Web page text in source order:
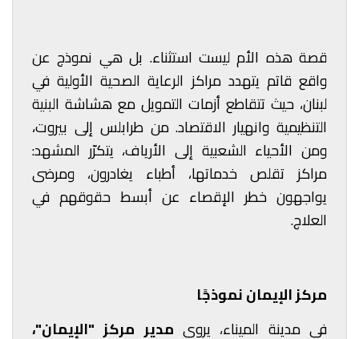
قصة هذه الأم ليست استثناء. بل هي نموذج عن
واقع قاتم يتهدد مراكز الرعاية الصحية الأولية في
لبنان، حيث تتقاطع أزمات التمويل مع هشاشة البنية
التنظيمية وانهيار الاقتصاد. من طرابلس إلى بيروت،
ومن الأحياء الشعبية إلى الأرياف، يتكرّر المشهد:
مراكز تقلص خدماتها، أطباء يغادرون، ومرضى
يواجهون خطر الإقصاء عن أبسط حقوقهم في
العلاج.
مركز الإيمان نموذجًا
في مدينة الميناء، يروي مدير مركز "الإيمان"،